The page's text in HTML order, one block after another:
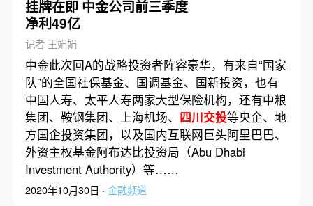
挂牌在即 中金公司前三季度
净利49亿
记者 王娟娟
中金此次回A的战略投资者阵容豪华，有来自“国家
队”的全国社保基金、国调基金、国新投资，也有
中国人寿、太平人寿两家大型保险机构，还有中粮
集团、鞍钢集团、上海机场、 四川交投等央企、地
方国企投资集团，以及国内互联网巨头阿里巴巴、
外资主权基金阿布达比投资局（Abu Dhabi
Investment Authority）等……
2020年10月30日 · 金融频道